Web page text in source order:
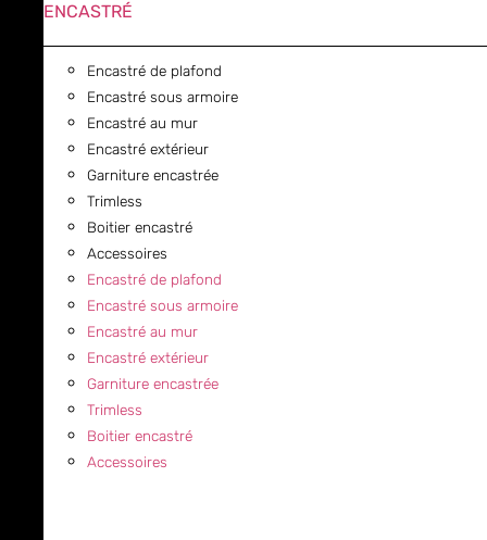
ENCASTRÉ
Encastré de plafond
Encastré sous armoire
Encastré au mur
Encastré extérieur
Garniture encastrée
Trimless
Boitier encastré
Accessoires
Encastré de plafond
Encastré sous armoire
Encastré au mur
Encastré extérieur
Garniture encastrée
Trimless
Boitier encastré
Accessoires